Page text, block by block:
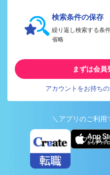
検索条件の保存
繰り返し検索する条
省略
まずは会員
アカウントをお持ち
＼アプリのご利用
アプリ版